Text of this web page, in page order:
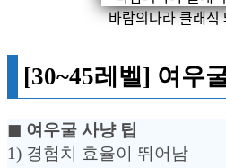
바람의나라 클래식
[30~45레벨] 여우
◼︎ 여우굴 사냥 팁
1) 경험치 효율이 뛰어남